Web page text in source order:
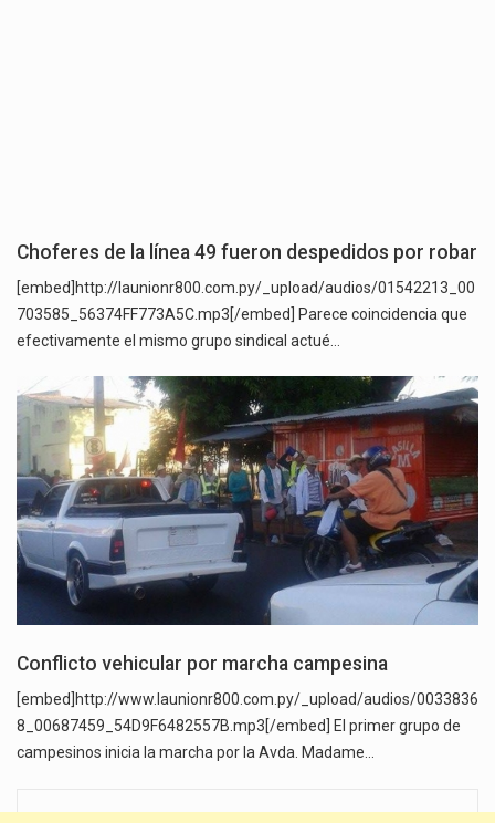
Choferes de la línea 49 fueron despedidos por robar
[embed]http://launionr800.com.py/_upload/audios/01542213_00
703585_56374FF773A5C.mp3[/embed] Parece coincidencia que
efectivamente el mismo grupo sindical actué…
Conflicto vehicular por marcha campesina
[embed]http://www.launionr800.com.py/_upload/audios/0033836
8_00687459_54D9F6482557B.mp3[/embed] El primer grupo de
campesinos inicia la marcha por la Avda. Madame…